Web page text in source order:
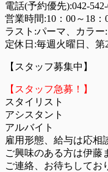
電話(予約優先):042-
営業時間:10：00～18：
ラスト:パーマ、カラー
定休日:毎週火曜日、第
【スタッフ募集中】
【スタッフ急募！】
スタイリスト
アシスタント
アルバイト
雇用形態、給与は応相
ご興味のある方は伊藤
ご連絡、お待ちしてお